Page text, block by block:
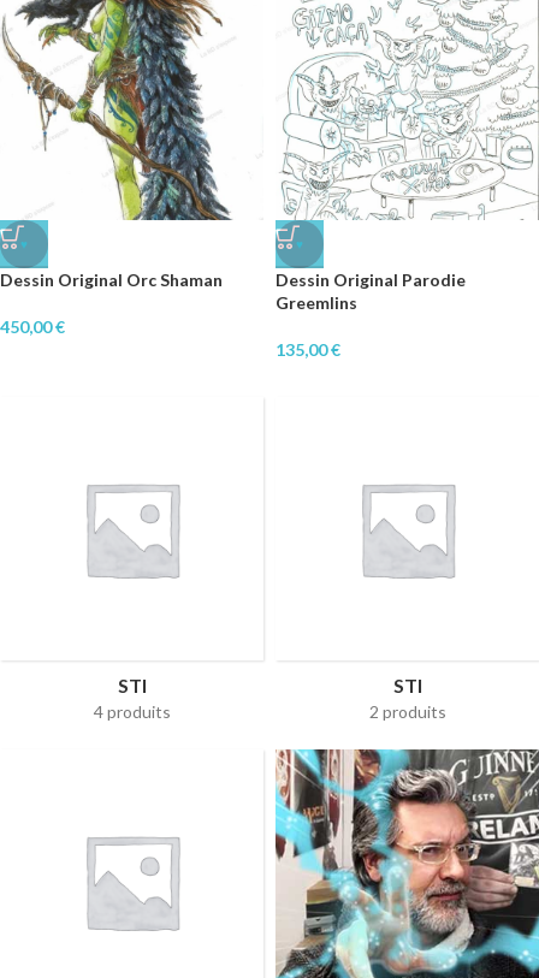
♥
Dessin Original Orc Shaman
450,00€
♥
Dessin Original Parodie
Greemlins
135,00€
STI
4 produits
STI
2 produits